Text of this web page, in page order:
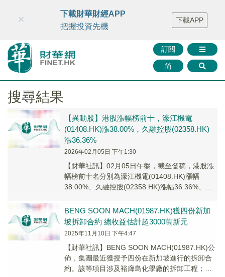
財華智庫網 FINTV FINMETA 財華證券 媒體矩陣
智庫沙龍
聯絡我們
訂閱
简
×
下載財華財經APP
把握投資先機
下載APP
搜尋結果
【異動股】港股漲幅榜前十，濠江機電
(01408.HK)漲38.00%，久融控股(02358.HK)
漲36.36%
2026年02月05日 下午1:30
【財華社訊】02月05日午盤，截至發稿，港股漲
幅榜前十名分別為濠江機電(01408.HK)漲幅
38.00%、久融控股(02358.HK)漲幅36.36%、環
BENG SOON MACH(01987.HK)獲四份新加
坡拆卸合約 總收益估計超3000萬新元
2025年11月10日 下午4:47
【財華社訊】BENG SOON MACH(01987.HK)公
佈，集團最近獲授予四份在新加坡進行的拆卸合
約。該等項目涉及裕廊島化學廠的拆卸工程；為